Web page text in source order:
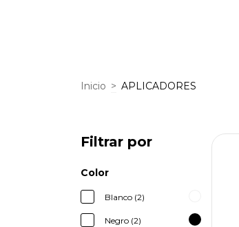
Inicio > APLICADORES
Filtrar por
Color
Blanco (2)
Negro (2)